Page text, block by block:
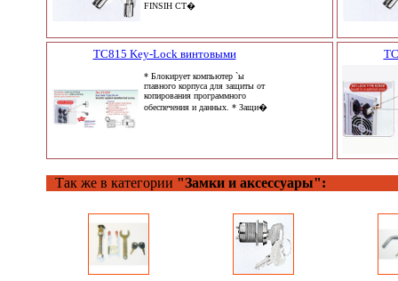
FINSIH СТ�
TC815 Key-Lock винтовыми
* Блокирует компьютер `ы
главного корпуса для защиты от
копирования программного
обеспечения и данных. * Защи�
Так же в категории "Замки и аксессуары":